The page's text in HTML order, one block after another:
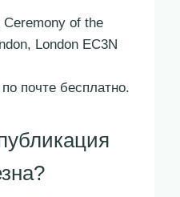
of the
London EC3N
почте бесплатно.